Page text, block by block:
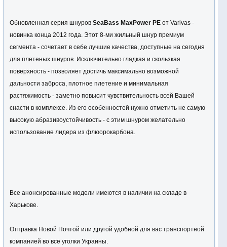
Обновленная серия шнуров SeaBass MaxPower PE от Varivas -
новинка конца 2012 года. Этот 8-ми жильный шнур премиум
сегмента - сочетает в себе лучшие качества, доступные на сегодня
для плетеных шнуров. Исключительно гладкая и скользкая
поверхность - позволяет достичь максимально возможной
дальности заброса, плотное плетение и минимальная
растяжимость - заметно повысит чувствительность всей Вашей
снасти в комплексе. Из его особенностей нужно отметить не самую
высокую абразивоустойчивость - с этим шнуром желательно
использование лидера из флюорокарбона.
Все анонсированные модели имеются в наличии на складе в
Харькове.
Отправка Новой Почтой или другой удобной для вас транспортной
компанией во все уголки Украины.